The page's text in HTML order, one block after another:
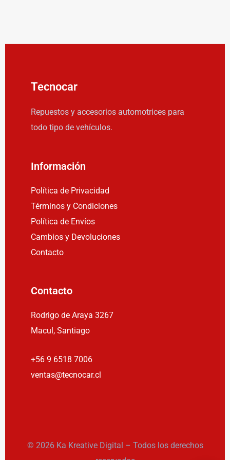
Tecnocar
Repuestos y accesorios automotrices para
todo tipo de vehículos.
Información
Política de Privacidad
Términos y Condiciones
Política de Envíos
Cambios y Devoluciones
Contacto
Contacto
Rodrigo de Araya 3267
Macul, Santiago
+56 9 6518 7006
ventas@tecnocar.cl
© 2026 Ka Kreative Digital – Todos los derechos